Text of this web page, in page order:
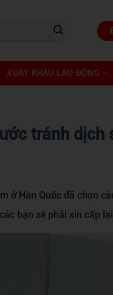
XUẤT KHẨU LAO ĐỘNG
tránh dịch
ở Hàn Quốc đã chọn
bạn sẽ phải xin cấp